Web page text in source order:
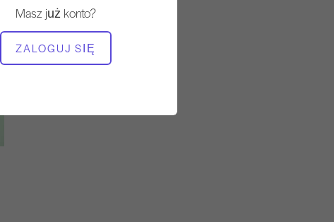
Masz już konto?
ZALOGUJ SIĘ
POTRZEBNY SPRZĘT
Wieża